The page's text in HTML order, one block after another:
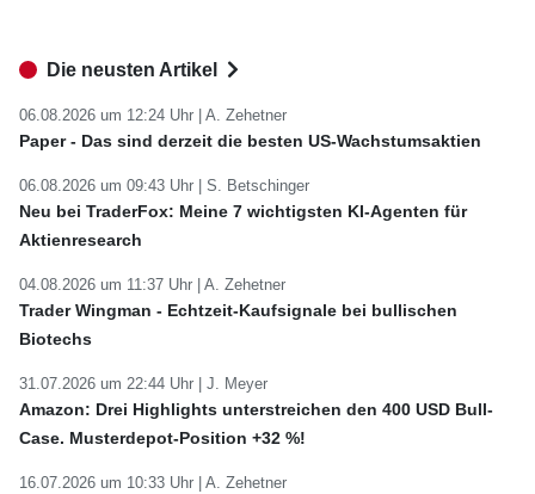
Die neusten Artikel
06.08.2026 um 12:24 Uhr | A. Zehetner
Paper - Das sind derzeit die besten US-Wachstumsaktien
06.08.2026 um 09:43 Uhr | S. Betschinger
Neu bei TraderFox: Meine 7 wichtigsten KI-Agenten für
Aktienresearch
04.08.2026 um 11:37 Uhr | A. Zehetner
Trader Wingman - Echtzeit-Kaufsignale bei bullischen
Biotechs
31.07.2026 um 22:44 Uhr | J. Meyer
Amazon: Drei Highlights unterstreichen den 400 USD Bull-
Case. Musterdepot-Position +32 %!
16.07.2026 um 10:33 Uhr | A. Zehetner